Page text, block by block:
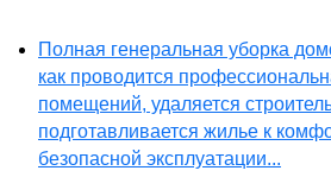
Полная генеральная уборка
как проводится
помещений, удаляется
подготавливается жилье к
безопасной эксплуатации...